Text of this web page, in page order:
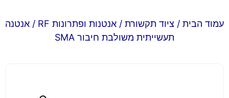
עמוד הבית / ציוד תקשורת / אנטנות ופתרונות RF
/ אנטנה
תעשייתית משולבת חיבור SMA